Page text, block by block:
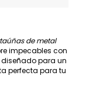
de metal
impecables con
para un
perfecta para tu